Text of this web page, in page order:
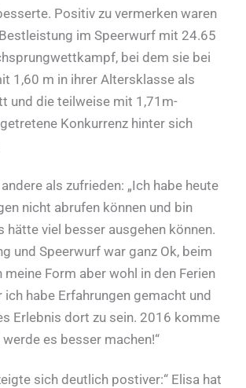
Positiv zu vermerken waren
im Speerwurf mit 24.65
bei dem sie bei
1,60 m in ihrer Altersklasse als
und die teilweise mit 1,71m-
Konkurrenz hinter sich
als zufrieden: „Ich habe heute
nicht abrufen können und bin
hätte viel besser ausgehen können.
und Speerwurf war ganz Ok, beim
meine Form aber wohl in den Ferien
ich habe Erfahrungen gemacht und
Erlebnis dort zu sein. 2016 komme
es besser machen!“
sich deutlich postiver:“ Elisa hat